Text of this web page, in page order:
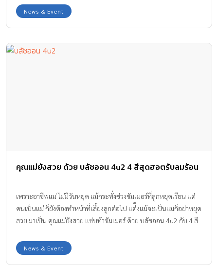
News & Event
คุณแม่ยังสวย ด้วย บลัชออน 4u2 4 สีสุดฮอตรับลมร้อน
เพราะอาชีพแม่ ไม่มีวันหยุด แม้กระทั่งช่วงซัมเมอร์ที่ลูกหยุดเรียน แต่
คนเป็นแม่ ก็ยังต้องทำหน้าที่เลี้ยงลูกต่อไป แต่ึงแม้จะเป็นแม่ก็อย่าหยุด
สวย มาเป็น คุณแม่ยังสวย แซ่บท้าซัมเมอร์ ด้วย บลัชออน 4u2 กับ 4 สี
News & Event